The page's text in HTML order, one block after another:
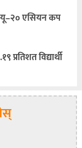
यू–२० एसियन कप
प्रतिशत विद्यार्थी